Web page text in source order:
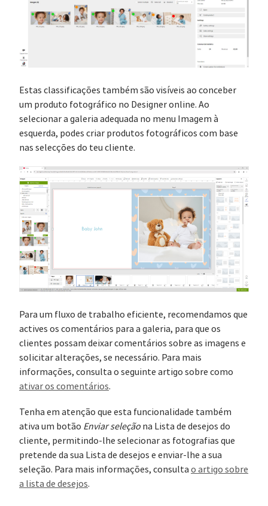
Estas classificações também são visíveis ao conceber
um produto fotográfico no Designer online. Ao
selecionar a galeria adequada no menu Imagem à
esquerda, podes criar produtos fotográficos com base
nas selecções do teu cliente.
Para um fluxo de trabalho eficiente, recomendamos que
actives os comentários para a galeria, para que os
clientes possam deixar comentários sobre as imagens e
solicitar alterações, se necessário. Para mais
informações, consulta o seguinte artigo sobre como
ativar os comentários.
Tenha em atenção que esta funcionalidade também
ativa um botão Enviar seleção na Lista de desejos do
cliente, permitindo-lhe selecionar as fotografias que
pretende da sua Lista de desejos e enviar-lhe a sua
seleção. Para mais informações, consulta o artigo sobre
a lista de desejos.